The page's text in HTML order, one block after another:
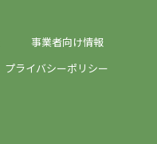
事業者向け情報
プライバシーポリシー